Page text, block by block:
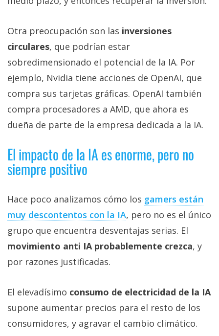
Otra preocupación son las inversiones
circulares, que podrían estar
sobredimensionado el potencial de la IA. Por
ejemplo, Nvidia tiene acciones de OpenAI, que
compra sus tarjetas gráficas. OpenAI también
compra procesadores a AMD, que ahora es
dueña de parte de la empresa dedicada a la IA.
El impacto de la IA es enorme, pero no
siempre positivo
Hace poco analizamos cómo los gamers están
muy descontentos con la IA‎, pero no es el único
grupo que encuentra desventajas serias. El
movimiento anti IA probablemente crezca, y
por razones justificadas.
El elevadísimo consumo de electricidad de la IA
supone aumentar precios para el resto de los
consumidores, y agravar el cambio climático.